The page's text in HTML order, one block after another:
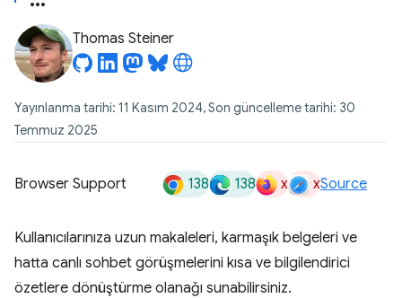
Thomas Steiner
Yayınlanma tarihi: 11 Kasım 2024, Son güncelleme tarihi: 30
Temmuz 2025
Browser Support 138 138 x xSource
Kullanıcılarınıza uzun makaleleri, karmaşık belgeleri ve
hatta canlı sohbet görüşmelerini kısa ve bilgilendirici
özetlere dönüştürme olanağı sunabilirsiniz.